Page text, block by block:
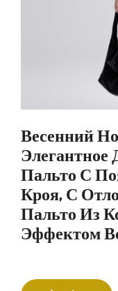
Весенний
Элегантное
Пальто С
Кроя, С
Пальто Из
Эффектом